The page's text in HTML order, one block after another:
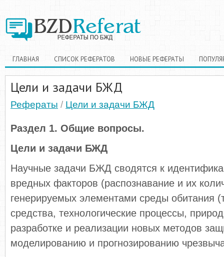
ГЛАВНАЯ СПИСОК РЕФЕРАТОВ НОВЫЕ РЕФЕРАТЫ
Цели и задачи БЖД
Рефераты / Цели и задачи БЖД
Раздел 1. Общие вопросы.
Цели и задачи БЖД
Научные задачи БЖД сводятся к
вредных факторов (распознавание и их
генерируемых элементами среды обитания
средства, технологические процессы,
разработке и реализации новых методов
моделированию и прогнозированию